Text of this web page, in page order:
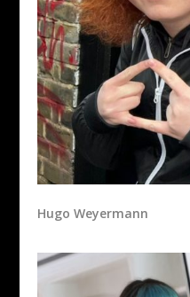
Hugo Weyermann